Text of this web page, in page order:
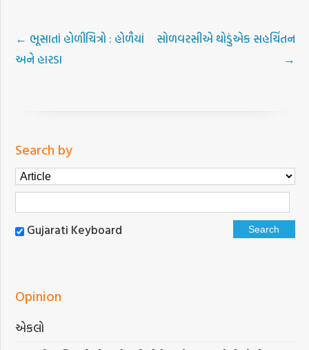
← ભૂસાતાં હોળીચિત્રો : હોળૈયાં
અને હારડા
સોળવરસીએ થોડુંએક સહચિંતન
→
Search by
Gujarati Keyboard
Opinion
એકલો